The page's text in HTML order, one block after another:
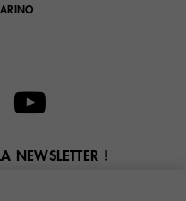
NEWSLETTER !